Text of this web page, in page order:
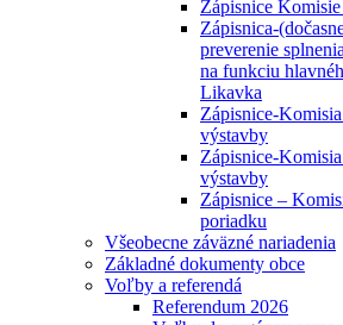
Zápisnice
Zápisnica-
preverenie
na funkciu
Likavka
Zápisnice-
výstavby
Zápisnice-
výstavby
Zápisnice –
poriadku
Všeobecne záväzné nariadenia
Základné dokumenty obce
Voľby a referendá
Referendum 2026